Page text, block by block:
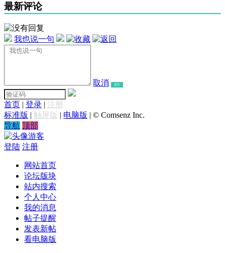
最新评论
我也说一句
取消 提交
首页 | 登录 | 注册
标准版 | 触屏版 | 电脑版 | © Comsenz Inc.
导航 顶部
游客
登陆 注册
网站首页
论坛版块
站内搜索
个人中心
我的消息
帖子提醒
发表新帖
看电脑版